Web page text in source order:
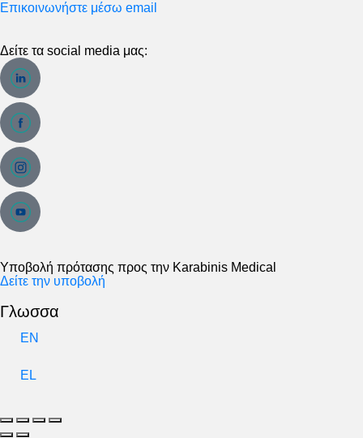
Επικοινωνήστε μέσω email
Δείτε τα social media μας:
Υποβολή πρότασης προς την Karabinis Medical
Δείτε την υποβολή
Γλωσσα
EN
EL